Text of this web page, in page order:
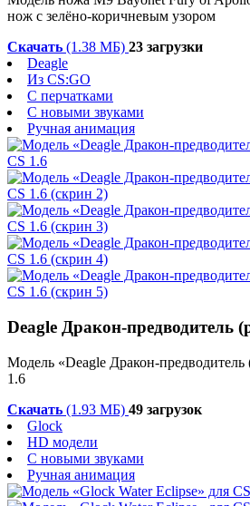
нож c зелёно-коричневым узором
Скачать (1.38 МБ) 23 загрузки
Deagle
Из CS:GO
С перчатками
С новыми звуками
Ручная анимация
Deagle Дракон-предводитель
Модель «Deagle Дракон-предводитель
1.6
Скачать (1.93 МБ) 49 загрузок
Glock
HD модели
С новыми звуками
Ручная анимация